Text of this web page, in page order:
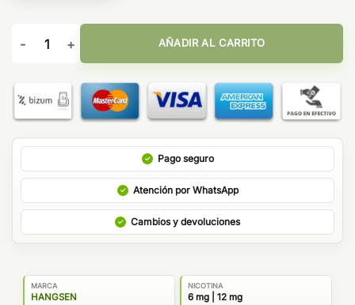
Cherry 10ml - Hangsen Atom 50 cantidad
AÑADIR AL CARRITO
Pago seguro
Atención por WhatsApp
Cambios y devoluciones
MARCA
HANGSEN
NICOTINA
6 mg | 12 mg